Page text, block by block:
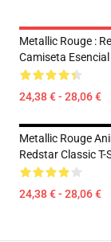
Metallic Rouge :
Camiseta Esencial
24,38 € - 28,06 €
Metallic Rouge
Redstar Classic T-
24,38 € - 28,06 €